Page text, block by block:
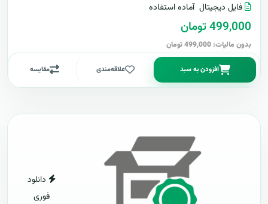
فایل دیجیتال آماده استفاده
499,000 تومان
بدون مالیات: 499,000 تومان
افزودن به سبد علاقه‌مندی مقایسه
دانلود
فوری